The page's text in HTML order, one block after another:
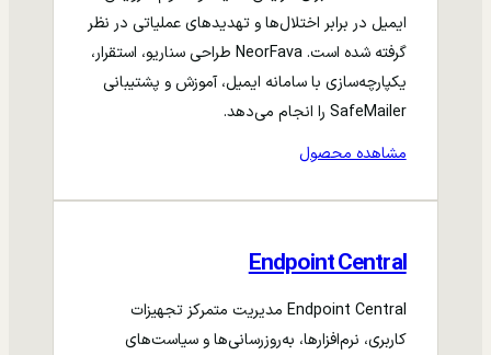
ایمیل در برابر اختلال‌ها و تهدیدهای عملیاتی در نظر
گرفته شده است. NeorFava طراحی سناریو، استقرار،
یکپارچه‌سازی با سامانه ایمیل، آموزش و پشتیبانی
SafeMailer را انجام می‌دهد.
مشاهده محصول
Endpoint Central
Endpoint Central مدیریت متمرکز تجهیزات
کاربری، نرم‌افزارها، به‌روزرسانی‌ها و سیاست‌های